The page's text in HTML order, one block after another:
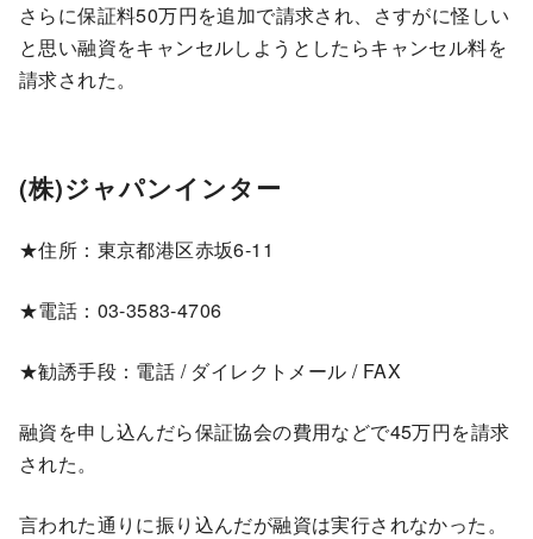
さらに保証料50万円を追加で請求され、さすがに怪しい
と思い融資をキャンセルしようとしたらキャンセル料を
請求された。
(株)ジャパンインター
★住所：東京都港区赤坂6-11
★電話：03-3583-4706
★勧誘手段：電話 / ダイレクトメール / FAX
融資を申し込んだら保証協会の費用などで45万円を請求
された。
言われた通りに振り込んだが融資は実行されなかった。